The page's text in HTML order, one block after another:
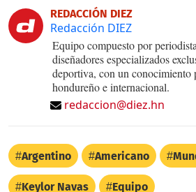
REDACCIÓN DIEZ
Redacción DIEZ
Equipo compuesto por
diseñadores especializados
deportiva, con un
hondureño e internacional.
redaccion@diez.hn
Argentino Americano
Keylor Navas Equipo